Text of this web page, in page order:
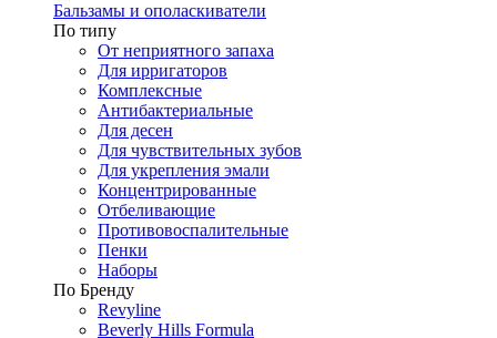
Бальзамы и ополаскиватели
По типу
От неприятного запаха
Для ирригаторов
Комплексные
Антибактериальные
Для десен
Для чувствительных зубов
Для укрепления эмали
Концентрированные
Отбеливающие
Противовоспалительные
Пенки
Наборы
По Бренду
Revyline
Beverly Hills Formula